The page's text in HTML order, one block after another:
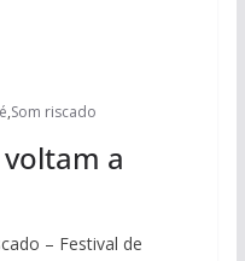
,Som riscado
a
– Festival de